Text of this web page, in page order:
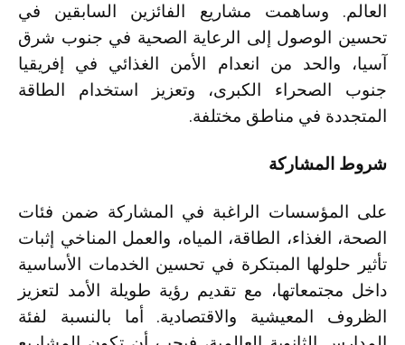
العالم. وساهمت مشاريع الفائزين السابقين في
تحسين الوصول إلى الرعاية الصحية في جنوب شرق
آسيا، والحد من انعدام الأمن الغذائي في إفريقيا
جنوب الصحراء الكبرى، وتعزيز استخدام الطاقة
المتجددة في مناطق مختلفة.
شروط المشاركة
على المؤسسات الراغبة في المشاركة ضمن فئات
الصحة، الغذاء، الطاقة، المياه، والعمل المناخي إثبات
تأثير حلولها المبتكرة في تحسين الخدمات الأساسية
داخل مجتمعاتها، مع تقديم رؤية طويلة الأمد لتعزيز
الظروف المعيشية والاقتصادية. أما بالنسبة لفئة